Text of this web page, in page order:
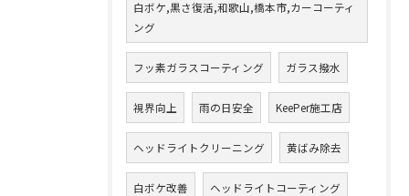
白ボケ,黒さ復活,和歌山,橋本市,カーコーティ
ング
フッ素ガラスコーティング ガラス撥水
視界向上 雨の日安全 KeePer施工店
ヘッドライトクリーニング 黄ばみ除去
白ボケ改善 ヘッドライトコーティング